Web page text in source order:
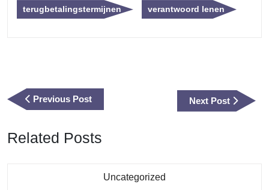
terugbetalingstermijnen verantwoord lenen
Previous PostPrevious
Post
Next Post
Next
Post
Related Posts
Uncategorized